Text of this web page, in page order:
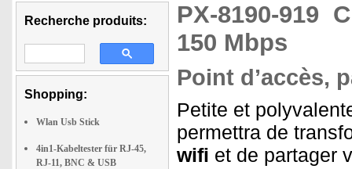
Recherche produits:
Shopping:
Wlan Usb Stick
4in1-Kabeltester für RJ-45,
RJ-11, BNC & USB
PX-8190-919
150 Mbps
Point d’accès,
Petite et
permettra de
wifi et de partager